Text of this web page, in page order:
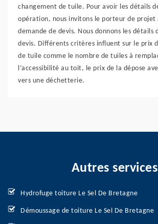
changement de tuile. Pour avoir les détails
opération, nous invitons le porteur de projet
demande de devis. Nous donnons les détails
devis. Différents critères influent sur le prix
de tuile comme le nombre de tuiles à
l’accessibilité au toit, le prix de la dépose
vers une déchetterie.
Autres services
Hydrofuge toiture Le Sel De Bretagne
Démoussage de toiture Le Sel De Bretagne